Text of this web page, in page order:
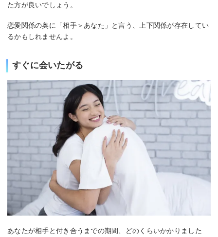
た方が良いでしょう。
恋愛関係の奥に「相手＞あなた」と言う、上下関係が存在してい
るかもしれませんよ。
すぐに会いたがる
あなたが相手と付き合うまでの期間、どのくらいかかりました